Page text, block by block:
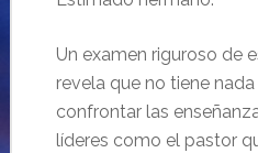
Un examen riguroso de
revela que no tiene
confrontar las
líderes como el pastor